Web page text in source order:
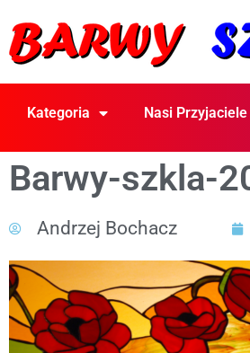
Kategoria Nasi Przyjaciele
Barwy-szkla-
Andrzej Bochacz